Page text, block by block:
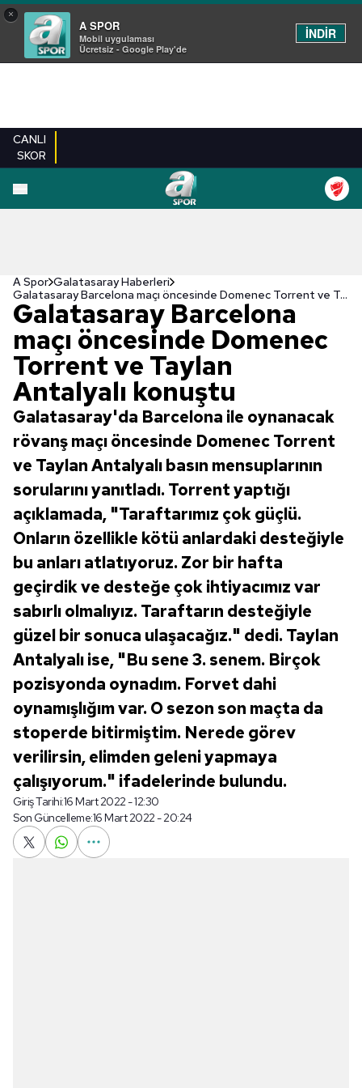
×
A SPOR
Mobil uygulaması
Ücretsiz - Google Play'de
İNDİR
CANLI
SKOR
A Spor Galatasaray Haberleri
Galatasaray Barcelona maçı öncesinde Domenec Torrent ve Taylan Antalyalı konuştu
Galatasaray Barcelona
maçı öncesinde Domenec
Torrent ve Taylan
Antalyalı konuştu
Galatasaray'da Barcelona ile oynanacak
rövanş maçı öncesinde Domenec Torrent
ve Taylan Antalyalı basın mensuplarının
sorularını yanıtladı. Torrent yaptığı
açıklamada, "Taraftarımız çok güçlü.
Onların özellikle kötü anlardaki desteğiyle
bu anları atlatıyoruz. Zor bir hafta
geçirdik ve desteğe çok ihtiyacımız var
sabırlı olmalıyız. Taraftarın desteğiyle
güzel bir sonuca ulaşacağız." dedi. Taylan
Antalyalı ise, "Bu sene 3. senem. Birçok
pozisyonda oynadım. Forvet dahi
oynamışlığım var. O sezon son maçta da
stoperde bitirmiştim. Nerede görev
verilirsin, elimden geleni yapmaya
çalışıyorum." ifadelerinde bulundu.
Giriş Tarihi:16 Mart 2022 - 12:30
Son Güncelleme:16 Mart 2022 - 20:24